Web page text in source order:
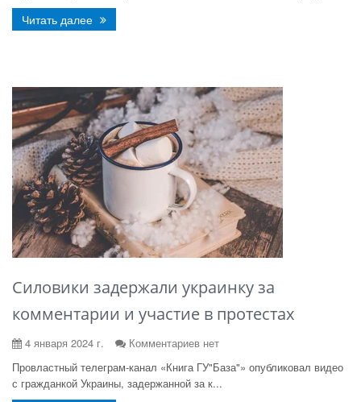
Читать далее
Силовики задержали украинку за
комментарии и участие в протестах
4 января 2024 г.
Комментариев нет
Провластный телеграм-канал «Книга ГУ"База"» опубликовал видео
с гражданкой Украины, задержанной за к...